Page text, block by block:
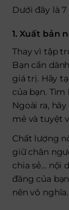
Dưới đây là
1. Xuất bản
Thay vì tập
Bạn cần
giá trị. Hãy
của bạn. Tìm
Ngoài ra,
mẻ và tuyệt
Chất lượng
giữ chân
chia sẻ… nội
đăng của
nên vô nghĩa.